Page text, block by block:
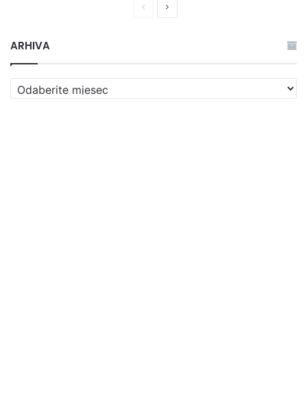
PrethodnaNaredna
ARHIVA
ARHIVA